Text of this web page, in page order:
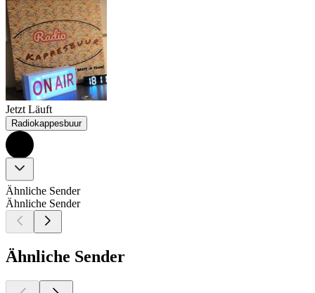
Jetzt Läuft
Radiokappesbuur
Ähnliche Sender
Ähnliche Sender
Ähnliche Sender